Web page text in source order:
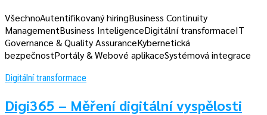
VšechnoAutentifikovaný hiringBusiness Continuity
ManagementBusiness InteligenceDigitální transformaceIT
Governance & Quality AssuranceKybernetická
bezpečnostPortály & Webové aplikaceSystémová integrace
Digitální transformace
Digi365 – Měření digitální vyspělosti